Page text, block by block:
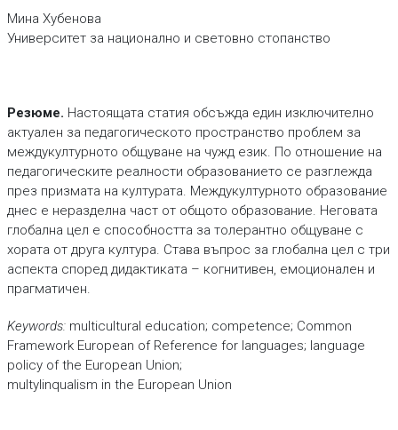
Мина Хубенова
Университет за национално и световно стопанство
Pезюме. Настоящата статия обсъжда един изключително
актуален за педагогическото пространство проблем за
междукултурното общуване на чужд език. По отношение на
педагогическите реалности образованието се разглежда
през призмата на културата. Междукултурното образование
днес е неразделна част от общото образование. Неговата
глобална цел е способността за толерантно общуване с
хората от друга култура. Става въпрос за глобална цел с три
аспекта според дидактиката – когнитивен, емоционален и
прагматичен.
Keywords:multicultural education; competence; Common
Framework European of Reference for languages; language
policy of the European Union;
multylinqualism in the European Union